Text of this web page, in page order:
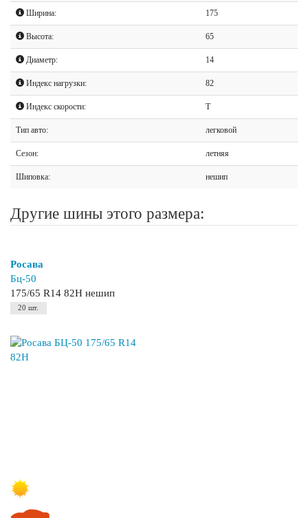
Ширина: 175
Высота: 65
Диаметр: 14
Индекс нагрузки: 82
Индекс скорости: T
Тип авто: легковой
Сезон: летняя
Шиповка: нешип
Другие шины этого размера:
Росава
Бц-50
175/65 R14 82H нешип
20 шт.